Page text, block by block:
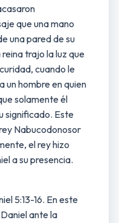
que una mano
una pared de su
trajo la luz que
cuando le
un hombre en quien
solamente él
significado. Este
Nabucodonosor
el rey hizo
a su presencia.
5:13-16. En este
ante la